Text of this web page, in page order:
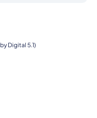
Digital 5.1)